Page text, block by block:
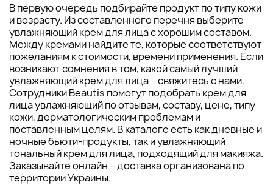
В первую очередь подбирайте продукт по типу кожи
и возрасту. Из составленного перечня выберите
увлажняющий крем для лица с хорошим составом.
Между кремами найдите те, которые соответствуют
пожеланиям к стоимости, времени применения. Если
возникают сомнения в том, какой самый лучший
увлажняющий крем для лица – свяжитесь с нами.
Сотрудники Beautis помогут подобрать крем для
лица увлажняющий по отзывам, составу, цене, типу
кожи, дерматологическим проблемам и
поставленным целям. В каталоге есть как дневные и
ночные бьюти-продукты, так и увлажняющий
тональный крем для лица, подходящий для макияжа.
Заказывайте онлайн – доставка организована по
территории Украины.